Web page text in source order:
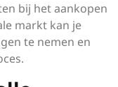
bij het aankopen
markt kan je
te nemen en